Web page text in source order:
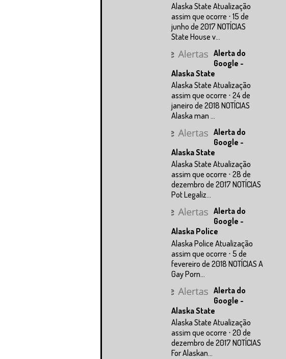
Alaska State Atualização
assim que ocorre ⋅ 15 de
junho de 2017 NOTÍCIAS
State House v...
Alerta do
Google -
Alaska State
Alaska State Atualização
assim que ocorre ⋅ 24 de
janeiro de 2018 NOTÍCIAS
Alaska man ...
Alerta do
Google -
Alaska State
Alaska State Atualização
assim que ocorre ⋅ 28 de
dezembro de 2017 NOTÍCIAS
Pot Legaliz...
Alerta do
Google -
Alaska Police
Alaska Police Atualização
assim que ocorre ⋅ 5 de
fevereiro de 2018 NOTÍCIAS A
Gay Porn...
Alerta do
Google -
Alaska State
Alaska State Atualização
assim que ocorre ⋅ 20 de
dezembro de 2017 NOTÍCIAS
For Alaskan...